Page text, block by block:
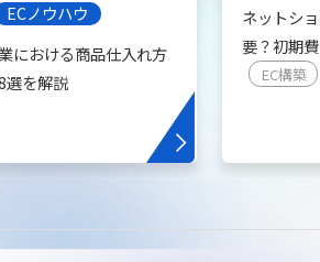
ECノウハウ
における商品仕入れ方
選を解説
ネットシ
要？初期
を紹介
EC構築